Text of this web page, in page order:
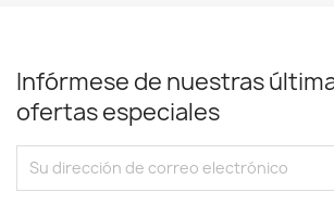
Infórmese de nuestras
ofertas especiales